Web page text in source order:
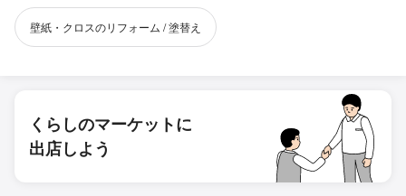
壁紙・クロスのリフォーム / 塗替え
くらしのマーケットに
出店しよう